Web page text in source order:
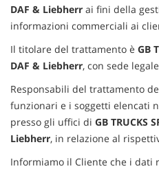
DAF & Liebherr ai fini della
informazioni commerciali ai
Il titolare del trattamento è GB
DAF & Liebherr, con sede
Responsabili del trattamento
funzionari e i soggetti elencati
presso gli uffici di GB TRUCKS
Liebherr, in relazione al
Informiamo il Cliente che i dati